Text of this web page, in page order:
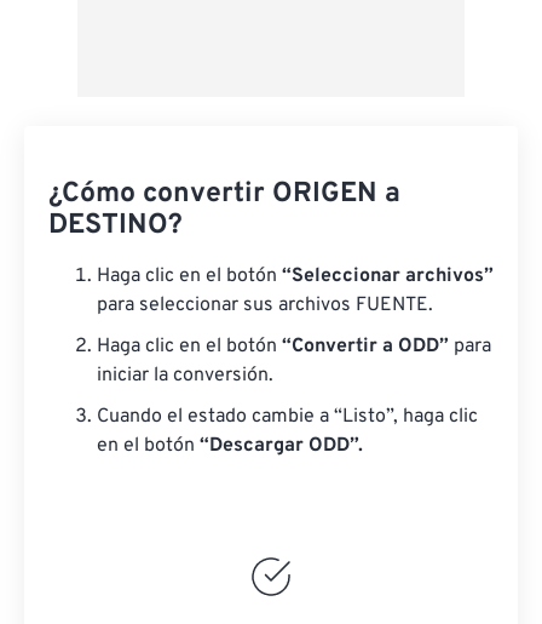
¿Cómo convertir ORIGEN a
DESTINO?
Haga clic en el botón “Seleccionar archivos”
para seleccionar sus archivos FUENTE.
Haga clic en el botón “Convertir a ODD” para
iniciar la conversión.
Cuando el estado cambie a “Listo”, haga clic
en el botón “Descargar ODD”.